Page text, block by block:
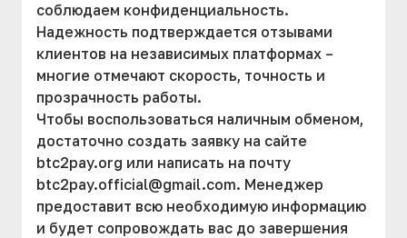
соблюдаем конфиденциальность.
Надежность подтверждается отзывами
клиентов на независимых платформах –
многие отмечают скорость, точность и
прозрачность работы.
Чтобы воспользоваться наличным обменом,
достаточно создать заявку на сайте
btc2pay.org или написать на почту
btc2pay.official@gmail.com. Менеджер
предоставит всю необходимую информацию
и будет сопровождать вас до завершения